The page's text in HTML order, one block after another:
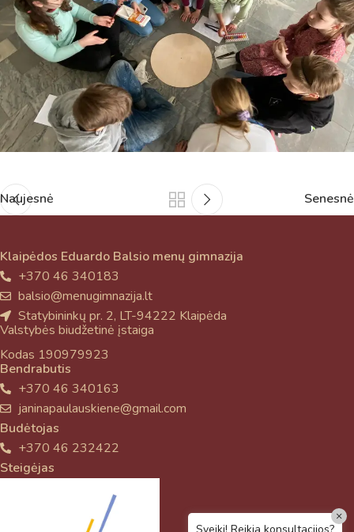
Naujesnė Senesnė
Klaipėdos Eduardo Balsio menų gimnazija
+370 46 340183
balsio@menugimnazija.lt
Statybininkų pr. 2, LT-94222 Klaipėda
Valstybės biudžetinė įstaiga
Kodas 190979923
Bendrabutis
+370 46 340163
janinapaulauskiene@gmail.com
Budėtojas
+370 46 232422
Steigėjas
×